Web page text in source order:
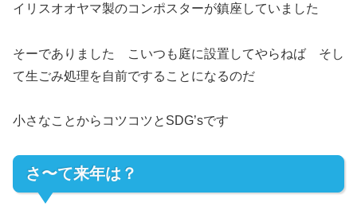
イリスオオヤマ製のコンポスターが鎮座していました
そーでありました こいつも庭に設置してやらねば そし
て生ごみ処理を自前ですることになるのだ
小さなことからコツコツとSDG’sです
さ〜て来年は？